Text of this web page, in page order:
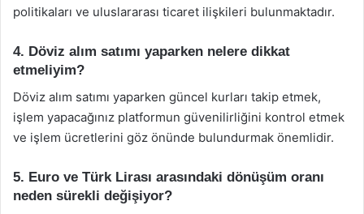
politikaları ve uluslararası ticaret ilişkileri bulunmaktadır.
4. Döviz alım satımı yaparken nelere dikkat
etmeliyim?
Döviz alım satımı yaparken güncel kurları takip etmek,
işlem yapacağınız platformun güvenilirliğini kontrol etmek
ve işlem ücretlerini göz önünde bulundurmak önemlidir.
5. Euro ve Türk Lirası arasındaki dönüşüm oranı
neden sürekli değişiyor?